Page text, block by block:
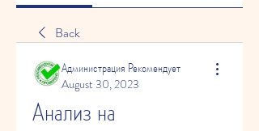
Back
Администрация Рекомендует
August 30, 2023
Анализ на